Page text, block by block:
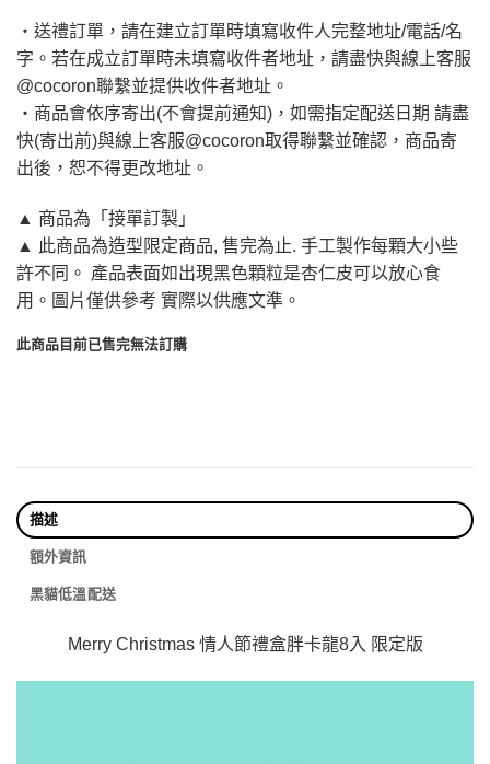
・送禮訂單，請在建立訂單時填寫收件人完整地址/電話/名
字。若在成立訂單時未填寫收件者地址，請盡快與線上客服
@cocoron聯繫並提供收件者地址。
・商品會依序寄出(不會提前通知)，如需指定配送日期 請盡
快(寄出前)與線上客服@cocoron取得聯繫並確認，商品寄
出後，恕不得更改地址。
▲ 商品為「接單訂製」
▲ 此商品為造型限定商品, 售完為止. 手工製作每顆大小些
許不同。 產品表面如出現黑色顆粒是杏仁皮可以放心食
用。圖片僅供參考 實際以供應文準。
此商品目前已售完無法訂購
描述
額外資訊
黑貓低溫配送
Merry Christmas 情人節禮盒胖卡龍8入 限定版